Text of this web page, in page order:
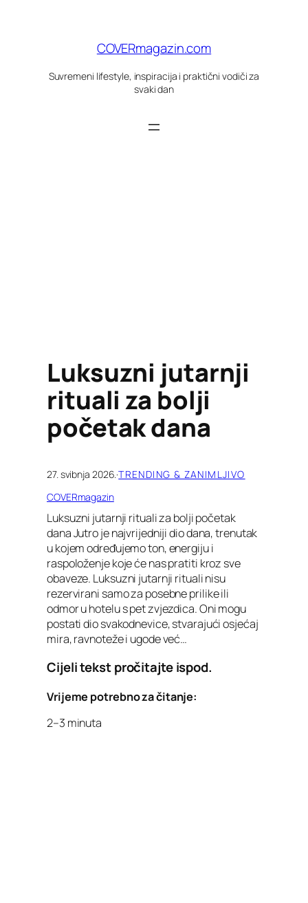
COVERmagazin.com
Suvremeni lifestyle, inspiracija i praktični vodiči za
svaki dan
Luksuzni jutarnji
rituali za bolji
početak dana
27. svibnja 2026. ·TRENDING & ZANIMLJIVO
COVERmagazin
Luksuzni jutarnji rituali za bolji početak
dana Jutro je najvrijedniji dio dana, trenutak
u kojem određujemo ton, energiju i
raspoloženje koje će nas pratiti kroz sve
obaveze. Luksuzni jutarnji rituali nisu
rezervirani samo za posebne prilike ili
odmor u hotelu s pet zvjezdica. Oni mogu
postati dio svakodnevice, stvarajući osjećaj
mira, ravnoteže i ugode već…
Cijeli tekst pročitajte ispod.
Vrijeme potrebno za čitanje:
2–3 minuta